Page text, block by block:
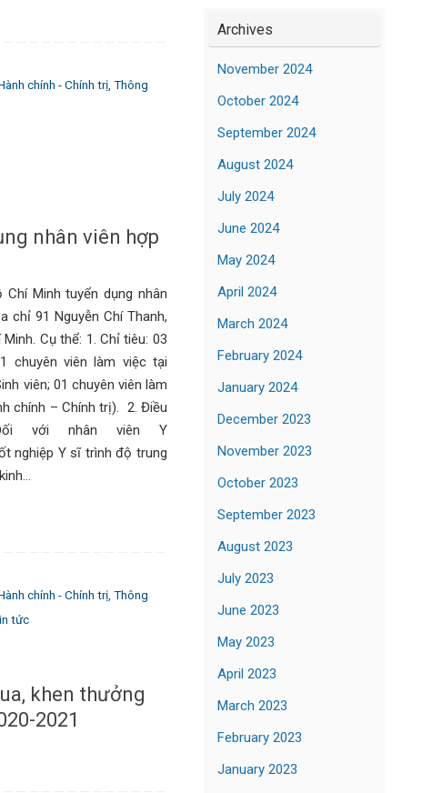
chính - Chính trị, Thông
nhân viên hợp
Minh tuyển dụng nhân
chỉ 91 Nguyễn Chí Thanh,
Cụ thể: 1. Chỉ tiêu: 03
chuyên viên làm việc tại
viên; 01 chuyên viên làm
chính – Chính trị). 2. Điều
với nhân viên Y
sĩ trình độ trung
chính - Chính trị, Thông
tức
khen thưởng
2021
Archives
November 2024
October 2024
September 2024
August 2024
July 2024
June 2024
May 2024
April 2024
March 2024
February 2024
January 2024
December 2023
November 2023
October 2023
September 2023
August 2023
July 2023
June 2023
May 2023
April 2023
March 2023
February 2023
January 2023